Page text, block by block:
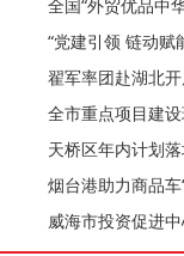
全国“外贸优品中
“党建引领 链动赋
翟军率团赴湖北
全市重点项目建
天桥区年内计划
烟台港助力商品车
威海市投资促进